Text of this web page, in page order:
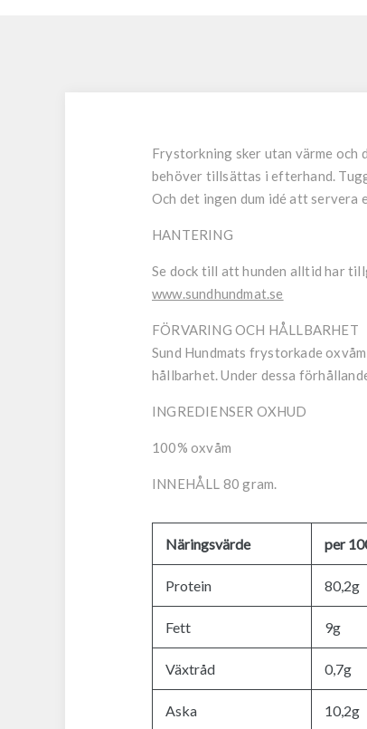
Frystorkning sker utan värme
behöver tillsättas i efterhand.
Och det ingen dum idé att servera
HANTERING
Se dock till att hunden alltid har
www.sundhundmat.se
FÖRVARING OCH HÅLLBARHET
Sund Hundmats frystorkade
hållbarhet. Under dessa
INGREDIENSER OXHUD
100% oxvåm
INNEHÅLL 80 gram.
Näringsvärde per
Protein 80,2g
Fett 9g
Växtråd 0,7g
Aska 10,2g